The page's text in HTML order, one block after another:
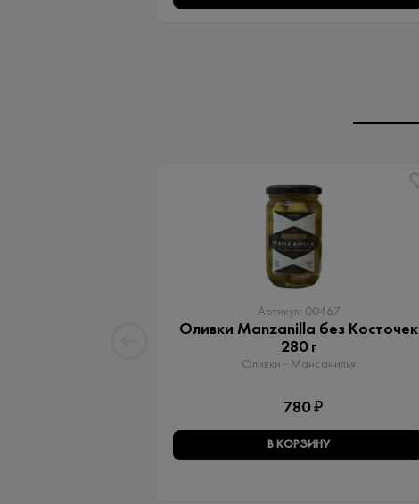
Артикул: 00467
Оливки Manzanilla без Косточек
280 г
Оливки - Мансанилья
780 ₽
В КОРЗИНУ